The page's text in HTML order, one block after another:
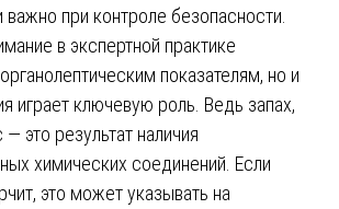
важно при контроле безопасности.
в экспертной практике
показателям, но и
играет ключевую роль. Ведь запах,
— это результат наличия
химических соединений. Если
это может указывать на